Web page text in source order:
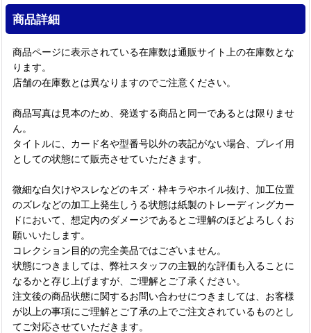
商品詳細
商品ページに表示されている在庫数は通販サイト上の在庫数とな
ります。
店舗の在庫数とは異なりますのでご注意ください。
商品写真は見本のため、発送する商品と同一であるとは限りませ
ん。
タイトルに、カード名や型番号以外の表記がない場合、プレイ用
としての状態にて販売させていただきます。
微細な白欠けやスレなどのキズ・枠キラやホイル抜け、加工位置
のズレなどの加工上発生しうる状態は紙製のトレーディングカー
ドにおいて、想定内のダメージであるとご理解のほどよろしくお
願いいたします。
コレクション目的の完全美品ではございません。
状態につきましては、弊社スタッフの主観的な評価も入ることに
なるかと存じ上げますが、ご理解とご了承ください。
注文後の商品状態に関するお問い合わせにつきましては、お客様
が以上の事項にご理解とご了承の上でご注文されているものとし
てご対応させていただきます。